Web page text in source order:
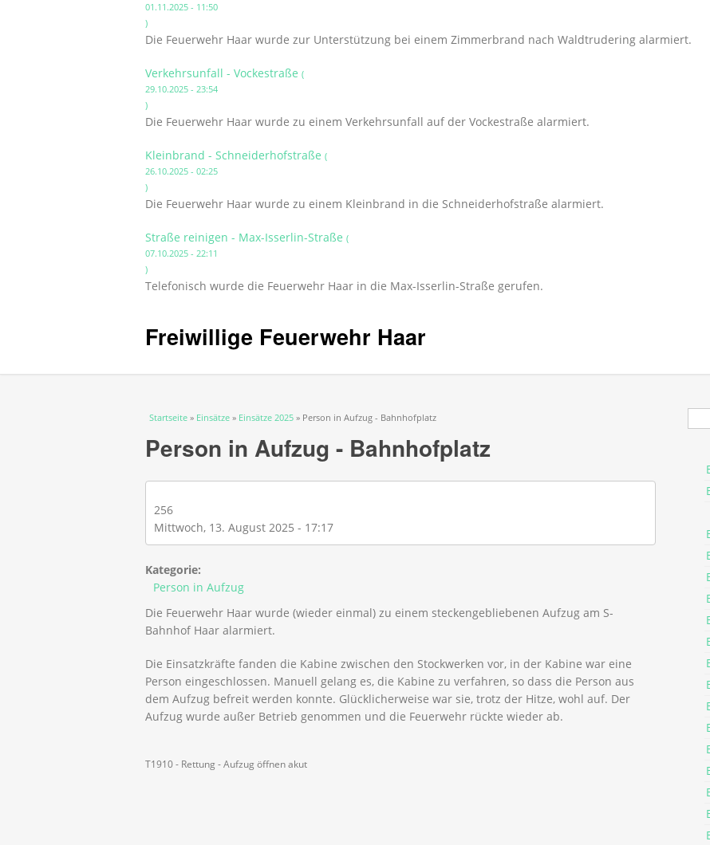
01.11.2025 - 11:50
)
Die Feuerwehr Haar wurde zur Unterstützung bei einem Zimmerbrand nach Waldtrudering alarmiert.
Verkehrsunfall - Vockestraße (
29.10.2025 - 23:54
)
Die Feuerwehr Haar wurde zu einem Verkehrsunfall auf der Vockestraße alarmiert.
Kleinbrand - Schneiderhofstraße (
26.10.2025 - 02:25
)
Die Feuerwehr Haar wurde zu einem Kleinbrand in die Schneiderhofstraße alarmiert.
Straße reinigen - Max-Isserlin-Straße (
07.10.2025 - 22:11
)
Telefonisch wurde die Feuerwehr Haar in die Max-Isserlin-Straße gerufen.
Freiwillige Feuerwehr Haar
Sie sind hier
Startseite » Einsätze » Einsätze 2025 » Person in Aufzug - Bahnhofplatz
Person in Aufzug - Bahnhofplatz
256
Mittwoch, 13. August 2025 - 17:17
Kategorie:
Person in Aufzug
Die Feuerwehr Haar wurde (wieder einmal) zu einem steckengebliebenen Aufzug am S-
Bahnhof Haar alarmiert.
Die Einsatzkräfte fanden die Kabine zwischen den Stockwerken vor, in der Kabine war eine
Person eingeschlossen. Manuell gelang es, die Kabine zu verfahren, so dass die Person aus
dem Aufzug befreit werden konnte. Glücklicherweise war sie, trotz der Hitze, wohl auf. Der
Aufzug wurde außer Betrieb genommen und die Feuerwehr rückte wieder ab.
T1910 - Rettung - Aufzug öffnen akut